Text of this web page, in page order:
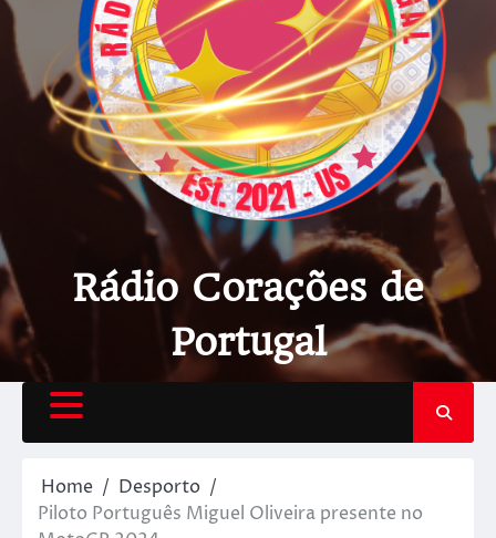
Rádio Corações de
Portugal
Home
Desporto
Piloto Português Miguel Oliveira presente no